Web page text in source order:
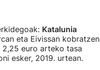
Katalunia
eta Eivissan kobratzen
euro arteko tasa
esker, 2019. urtean.